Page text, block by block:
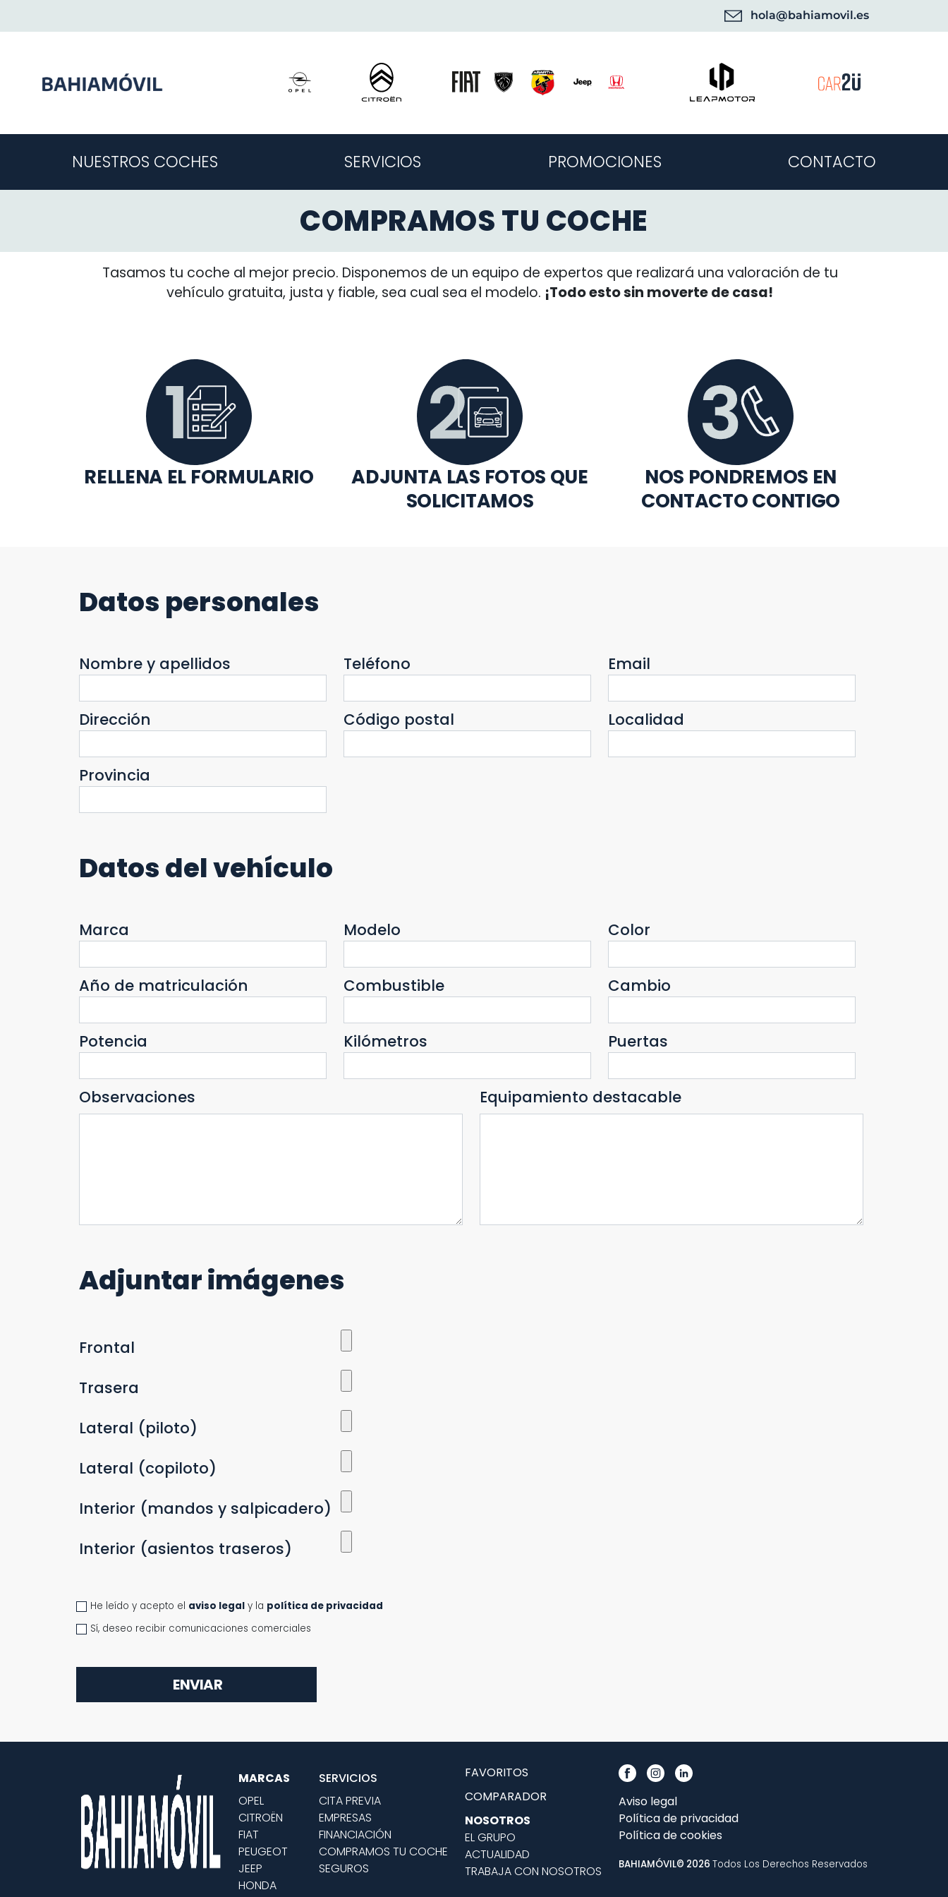
hola@bahiamovil.es
NUESTROS COCHES SERVICIOS PROMOCIONES CONTACTO
COMPRAMOS TU COCHE
Tasamos tu coche al mejor precio. Disponemos de un equipo de expertos que realizará una valoración de tu
vehículo gratuita, justa y fiable, sea cual sea el modelo. ¡Todo esto sin moverte de casa!
RELLENA EL FORMULARIO
ADJUNTA LAS FOTOS QUE
SOLICITAMOS
NOS PONDREMOS EN
CONTACTO CONTIGO
Datos personales
Nombre y apellidos Teléfono Email
Dirección Código postal Localidad
Provincia
Datos del vehículo
Marca Modelo Color
Año de matriculación Combustible Cambio
Potencia Kilómetros Puertas
Observaciones Equipamiento destacable
Adjuntar imágenes
Frontal
Trasera
Lateral (piloto)
Lateral (copiloto)
Interior (mandos y salpicadero)
Interior (asientos traseros)
He leído y acepto el aviso legal y la política de privacidad
Sí, deseo recibir comunicaciones comerciales
ENVIAR
MARCAS
OPEL
CITROËN
FIAT
PEUGEOT
JEEP
HONDA
SERVICIOS
CITA PREVIA
EMPRESAS
FINANCIACIÓN
COMPRAMOS TU COCHE
SEGUROS
FAVORITOS
COMPARADOR
NOSOTROS
EL GRUPO
ACTUALIDAD
TRABAJA CON NOSOTROS
Aviso legal
Política de privacidad
Política de cookies
BAHIAMÓVIL© 2026 Todos Los Derechos Reservados